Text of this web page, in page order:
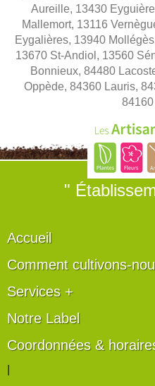
Aureille, 13430
Mallemort, 13116
Eygalières, 13940
13670 St-Andiol, 13560
Bonnieux, 84480
Oppède, 84360 Lauris,
"
Accueil
Comment cultivons-
Services +
Notre Label
Coordonnées &